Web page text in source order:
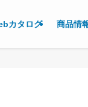
カタログ 商品情